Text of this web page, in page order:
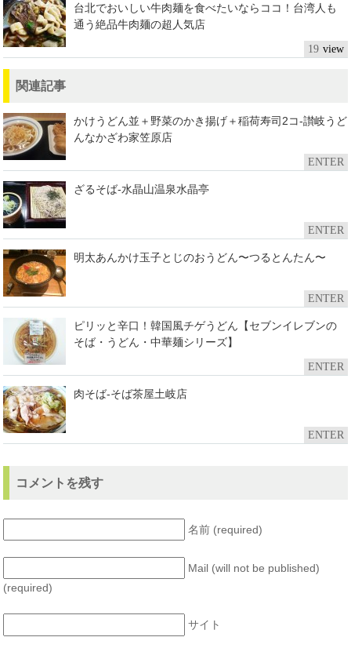
台北でおいしい牛肉麺を食べたいならココ！台湾人も
通う絶品牛肉麺の超人気店
19
関連記事
かけうどん並＋野菜のかき揚げ＋稲荷寿司2コ-讃岐うど
んなかざわ家笠原店
ENTER
ざるそば-水晶山温泉水晶亭
ENTER
明太あんかけ玉子とじのおうどん〜つるとんたん〜
ENTER
ピリッと辛口！韓国風チゲうどん【セブンイレブンの
そば・うどん・中華麺シリーズ】
ENTER
肉そば-そば茶屋土岐店
ENTER
コメントを残す
名前 (required)
Mail (will not be published)
(required)
サイト